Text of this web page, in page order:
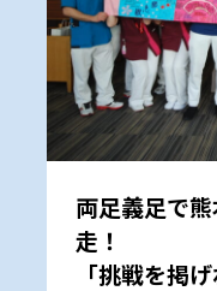
両足義足で
走！
「挑戦を掲